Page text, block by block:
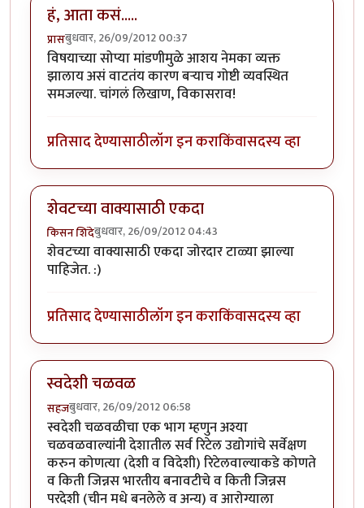
हं, आता कसं.....
प्रासबुधवार, 26/09/2012 00:37
विषयाच्या सोप्या मांडणीमुळे आशय नेमका व्यक्त
झालाय असं वाटतंय कारण बर्‍याच गोष्टी व्यवस्थित
समजल्या. चांगलं लिखाण, विकासराव!
प्रतिसाद देण्यासाठीलॉग इन कराकिंवासदस्य व्हा
शेवटच्या वाक्यासाठी एकदा
किसन शिंदेबुधवार, 26/09/2012 04:43
शेवटच्या वाक्यासाठी एकदा जोरदार टाळ्या झाल्या
पाहिजेत. :)
प्रतिसाद देण्यासाठीलॉग इन कराकिंवासदस्य व्हा
स्वदेशी चळवळ
सहजबुधवार, 26/09/2012 06:58
स्वदेशी चळवळीचा एक भाग म्हणुन अश्या
चळवळवाल्यांनी देशातील सर्व रिटेल उद्योगांचे सर्वेक्षण
करुन कोणत्या (देशी व विदेशी) रिटेलवाल्याकडे कोणते
व किती जिन्नस भारतीय बनावटीचे व किती जिन्नस
परदेशी (चीन मधे बनलेले व अन्य) व आरोग्याला